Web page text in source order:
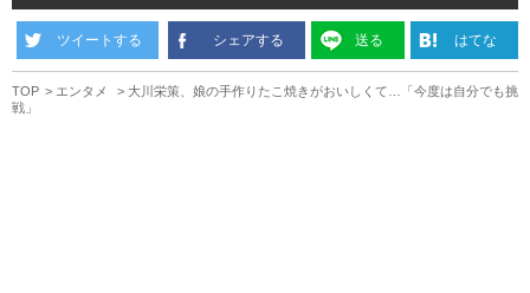
ツイートする シェアする 送る はてな
TOP エンタメ
大川栄策、娘の手作りたこ焼きがおいしくて…「今度は自分でも挑
戦」